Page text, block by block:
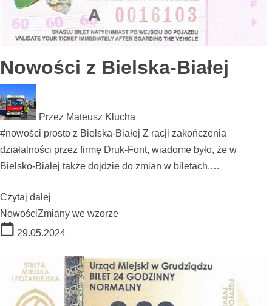
Nowości z Bielska-Białej
Przez Mateusz Klucha
#nowości prosto z Bielska-Białej Z racji zakończenia
działalności przez firmę Druk-Font, wiadome było, że w
Bielsko-Białej także dojdzie do zmian w biletach.…
Czytaj dalej
NowościZmiany we wzorze
29.05.2024